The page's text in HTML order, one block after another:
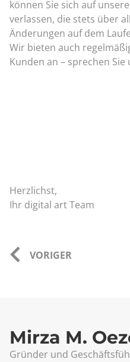
können Sie sich auf unsere
verlassen, die stets über
Änderungen auf dem
Wir bieten auch
Kunden an – sprechen Sie
Herzlichst,
Ihr digital art Team
VORIGER
Mirza M.
Gründer und